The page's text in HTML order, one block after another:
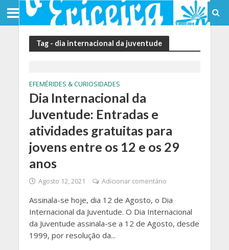
Tag - dia internacional da juventude
EFEMÉRIDES & CURIOSIDADES
Dia Internacional da
Juventude: Entradas e
atividades gratuitas para
jovens entre os 12 e os 29
anos
Agosto 12, 2021 Adicionar comentário
Assinala-se hoje, dia 12 de Agosto, o Dia
Internacional da Juventude. O Dia Internacional
da Juventude assinala-se a 12 de Agosto, desde
1999, por resolução da...